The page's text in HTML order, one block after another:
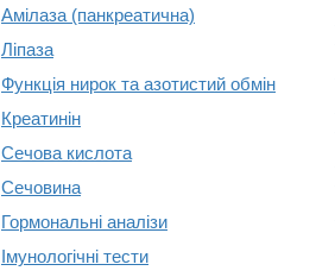
Амілаза (панкреатична)
Ліпаза
Функція нирок та азотистий обмін
Креатинін
Сечова кислота
Сечовина
Гормональні аналізи
Імунологічні тести